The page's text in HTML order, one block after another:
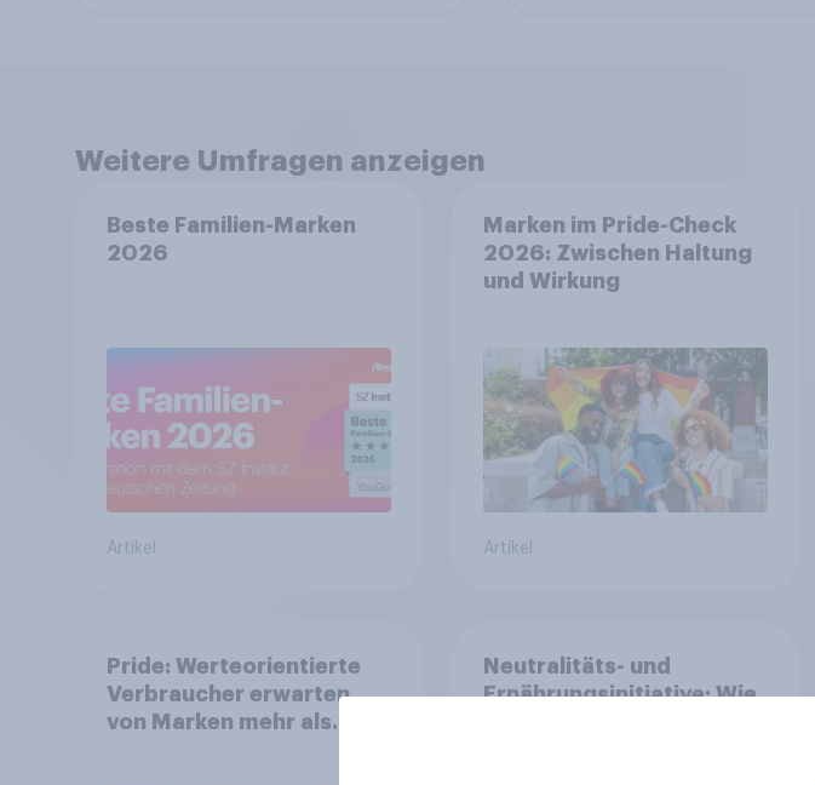
Weitere Umfragen anzeigen
Beste Familien-Marken
2026
Artikel
Marken im Pride-Check
2026: Zwischen Haltung
und Wirkung
Artikel
Pride: Werteorientierte
Verbraucher erwarten
von Marken mehr als
Neutralitäts- und
Ernährungsinitiative: Wie